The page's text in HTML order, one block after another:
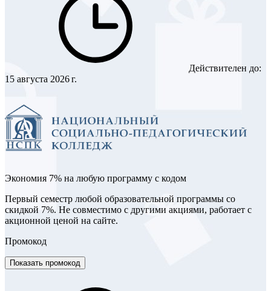
Действителен до:
15 августа 2026 г.
Экономия 7% на любую программу с кодом
Первый семестр любой образовательной программы со
скидкой 7%. Не совместимо с другими акциями, работает с
акционной ценой на сайте.
Промокод
Показать промокод